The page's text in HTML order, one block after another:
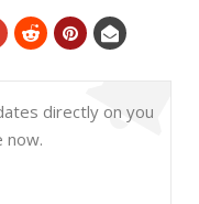
directly on you
now.